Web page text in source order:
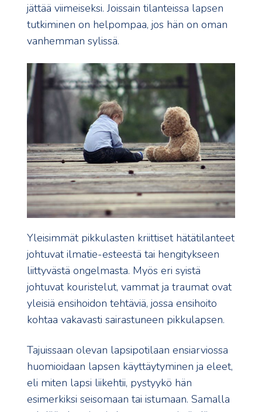
jättää viimeiseksi. Joissain tilanteissa lapsen
tutkiminen on helpompaa, jos hän on oman
vanhemman sylissä.
Yleisimmät pikkulasten kriittiset hätätilanteet
johtuvat ilmatie-esteestä tai hengitykseen
liittyvästä ongelmasta. Myös eri syistä
johtuvat kouristelut, vammat ja traumat ovat
yleisiä ensihoidon tehtäviä, jossa ensihoito
kohtaa vakavasti sairastuneen pikkulapsen.
Tajuissaan olevan lapsipotilaan ensiarviossa
huomioidaan lapsen käyttäytyminen ja eleet,
eli miten lapsi liikehtii, pystyykö hän
esimerkiksi seisomaan tai istumaan. Samalla